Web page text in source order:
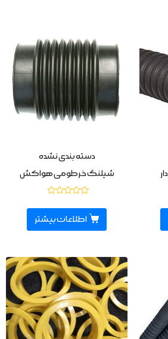
دسته بندی نشده
شیلنگ خرطومی هواکش
0
از
5اطلاعات بیشتر